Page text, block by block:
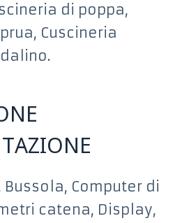
di poppa,
Cuscineria
Computer di
catena, Display,